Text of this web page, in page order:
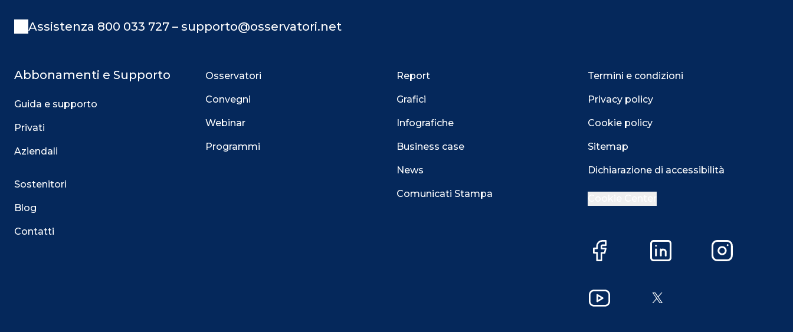
Assistenza 800 033 727 – supporto@osservatori.net
Abbonamenti e Supporto
Guida e supporto
Privati
Aziendali
Sostenitori
Blog
Contatti
Osservatori
Convegni
Webinar
Programmi
Report
Grafici
Infografiche
Business case
News
Comunicati Stampa
Termini e condizioni
Privacy policy
Cookie policy
Sitemap
Dichiarazione di accessibilità
Facebook LinkedIn Instagram
YouTube X